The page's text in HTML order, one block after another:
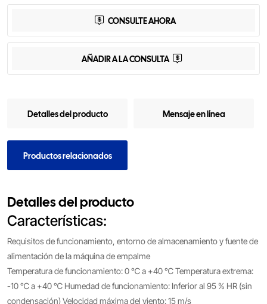
CONSULTE AHORA
AÑADIR A LA CONSULTA
Detalles del producto Mensaje en línea
Productos relacionados
Detalles del producto
Características:
Requisitos de funcionamiento, entorno de almacenamiento y fuente de
alimentación de la máquina de empalme
Temperatura de funcionamiento: 0 ℃ a +40 ℃ Temperatura extrema:
-10 ℃ a +40 ℃ Humedad de funcionamiento: Inferior al 95 % HR (sin
condensación) Velocidad máxima del viento: 15 m/s